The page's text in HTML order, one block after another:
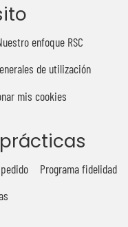
enfoque RSC
de utilización
mis cookies
Programa fidelidad